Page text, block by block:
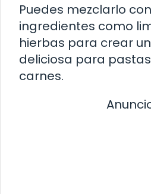
Puedes mezclarlo
ingredientes como
hierbas para crear
deliciosa para
carnes.